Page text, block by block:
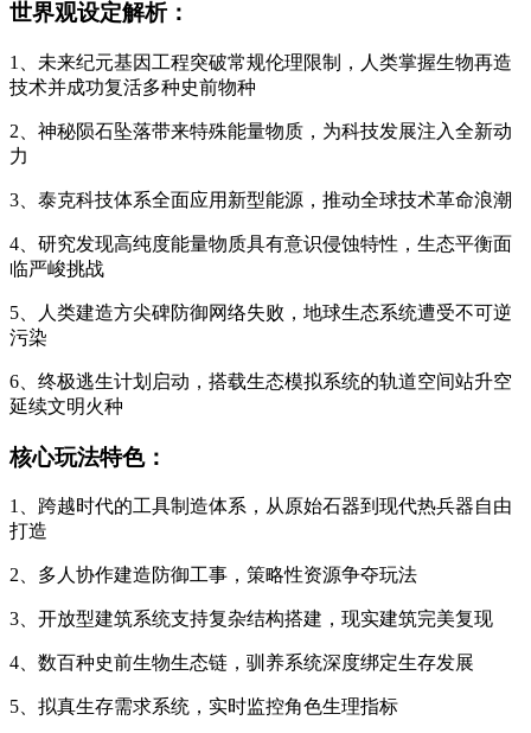
世界观设定解析：
1、未来纪元基因工程突破常规伦理限制，人类掌握生物再造
技术并成功复活多种史前物种
2、神秘陨石坠落带来特殊能量物质，为科技发展注入全新动
力
3、泰克科技体系全面应用新型能源，推动全球技术革命浪潮
4、研究发现高纯度能量物质具有意识侵蚀特性，生态平衡面
临严峻挑战
5、人类建造方尖碑防御网络失败，地球生态系统遭受不可逆
污染
6、终极逃生计划启动，搭载生态模拟系统的轨道空间站升空
延续文明火种
核心玩法特色：
1、跨越时代的工具制造体系，从原始石器到现代热兵器自由
打造
2、多人协作建造防御工事，策略性资源争夺玩法
3、开放型建筑系统支持复杂结构搭建，现实建筑完美复现
4、数百种史前生物生态链，驯养系统深度绑定生存发展
5、拟真生存需求系统，实时监控角色生理指标